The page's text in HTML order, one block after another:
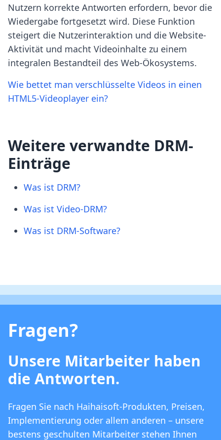
Nutzern korrekte Antworten erfordern, bevor die
Wiedergabe fortgesetzt wird. Diese Funktion
steigert die Nutzerinteraktion und die Website-
Aktivität und macht Videoinhalte zu einem
integralen Bestandteil des Web-Ökosystems.
Wie bettet man verschlüsselte Videos in einen
HTML5-Videoplayer ein?
Weitere verwandte DRM-
Einträge
Was ist DRM?
Was ist Video-DRM?
Was ist DRM-Software?
Fragen?
Unsere Mitarbeiter haben
die Antworten.
Fragen Sie nach Haihaisoft-Produkten, Preisen,
Implementierung oder allem anderen – unsere
bestens geschulten Mitarbeiter stehen Ihnen